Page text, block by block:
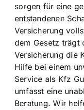
sorgen für eine
entstandenen
Versicherung
dem Gesetz trägt
Versicherung die
Hilfe bei einem
Service als Kfz
umfasst eine
Beratung. Wir